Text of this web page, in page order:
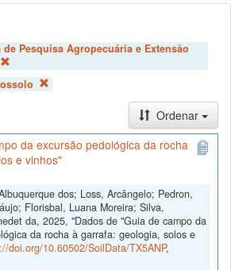
de Pesquisa Agropecuária e Extensão
Ordenar
da excursão pedológica da rocha
e vinhos"
dos; Loss, Arcângelo; Pedron,
Florisbal, Luana Moreira; Silva,
da, 2025, "Dados de "Guia de campo da
da rocha à garrafa: geologia, solos e
doi.org/10.60502/SoilData/TX5ANP,